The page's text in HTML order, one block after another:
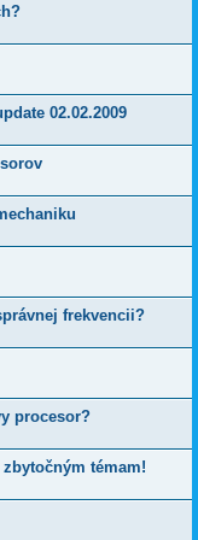
02.02.2009
frekvencii?
procesor?
témam!